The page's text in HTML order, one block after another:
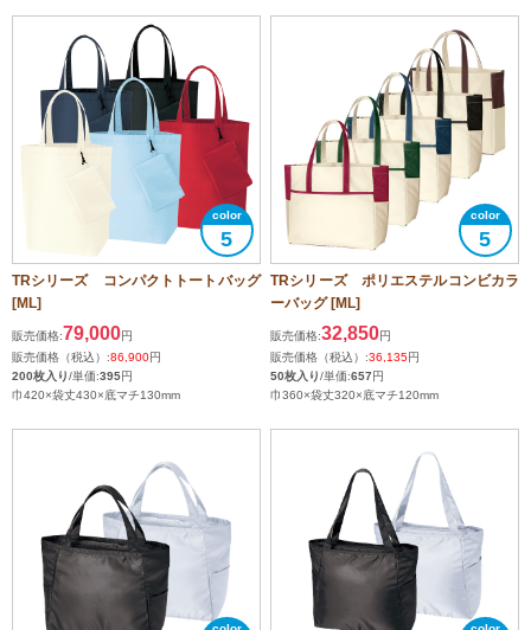
5
TRシリーズ コンパクトトートバッグ
[ML]
販売価格:79,000円
販売価格（税込）:86,900円
200枚入り/単価:395円
巾420×袋丈430×底マチ130mm
5
TRシリーズ ポリエステルコンビカラ
ーバッグ [ML]
販売価格:32,850円
販売価格（税込）:36,135円
50枚入り/単価:657円
巾360×袋丈320×底マチ120mm